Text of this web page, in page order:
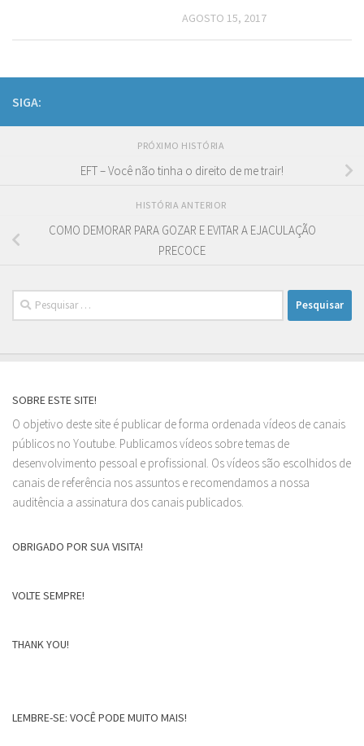
AGOSTO 15, 2017
SIGA:
PRÓXIMO HISTÓRIA
EFT – Você não tinha o direito de me trair!
HISTÓRIA ANTERIOR
COMO DEMORAR PARA GOZAR E EVITAR A EJACULAÇÃO
PRECOCE
Pesquisar
por:
SOBRE ESTE SITE!
O objetivo deste site é publicar de forma ordenada vídeos de canais
públicos no Youtube. Publicamos vídeos sobre temas de
desenvolvimento pessoal e profissional. Os vídeos são escolhidos de
canais de referência nos assuntos e recomendamos a nossa
auditência a assinatura dos canais publicados.
OBRIGADO POR SUA VISITA!
VOLTE SEMPRE!
THANK YOU!
LEMBRE-SE: VOCÊ PODE MUITO MAIS!